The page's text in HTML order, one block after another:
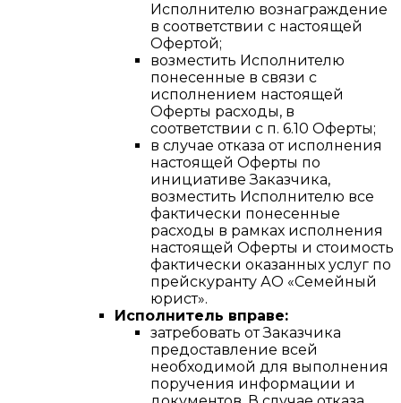
Исполнителю вознаграждение
в соответствии с настоящей
Офертой;
возместить Исполнителю
понесенные в связи с
исполнением настоящей
Оферты расходы, в
соответствии с п. 6.10 Оферты;
в случае отказа от исполнения
настоящей Оферты по
инициативе Заказчика,
возместить Исполнителю все
фактически понесенные
расходы в рамках исполнения
настоящей Оферты и стоимость
фактически оказанных услуг по
прейскуранту АО «Семейный
юрист».
Исполнитель вправе:
затребовать от Заказчика
предоставление всей
необходимой для выполнения
поручения информации и